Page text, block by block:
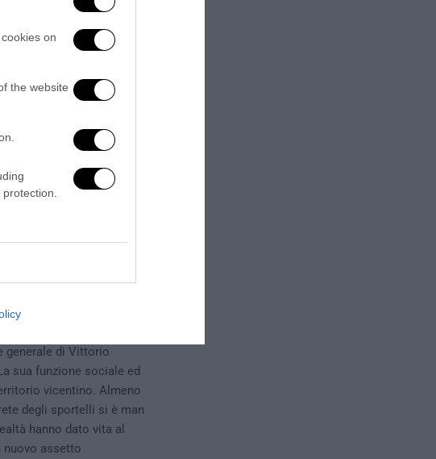
on
the website
che ha
introducendo la
e strutturata
generale di Vittorio
sua funzione sociale ed
vicentino. Almeno
degli sportelli si è man
hanno dato vita al
nuovo assetto